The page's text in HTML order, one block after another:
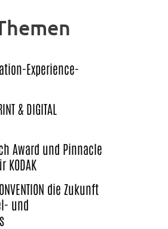
Experience-
& DIGITAL
Award und Pinnacle
KODAK
die Zukunft
und